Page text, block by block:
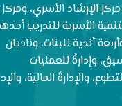
قطاعًا هي: مركز الإرشاد الأسري، ومركز
الأسرية للتدريب
أندية للبنات، وناديان
وإدارةٌ للعمليات
والإدارةُ المالية،